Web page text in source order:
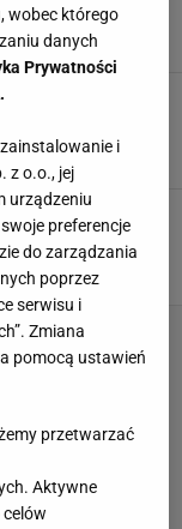
SZAFY
miejsce do pracy
pokój dla
wobec którego
danych
Prywatności
i
z o.o., jej
urządzeniu
preferencje
do zarządzania
poprzez
serwisu i
Zmiana
pomocą ustawień
przetwarzać
Aktywne